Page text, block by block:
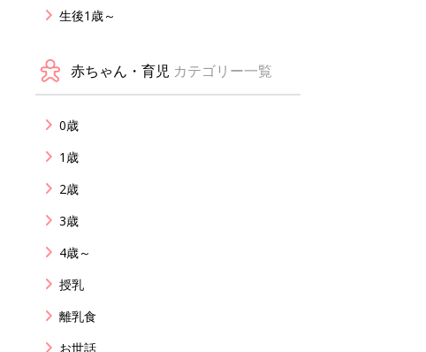
生後1歳～
赤ちゃん・育児 カテゴリー一覧
0歳
1歳
2歳
3歳
4歳～
授乳
離乳食
お世話